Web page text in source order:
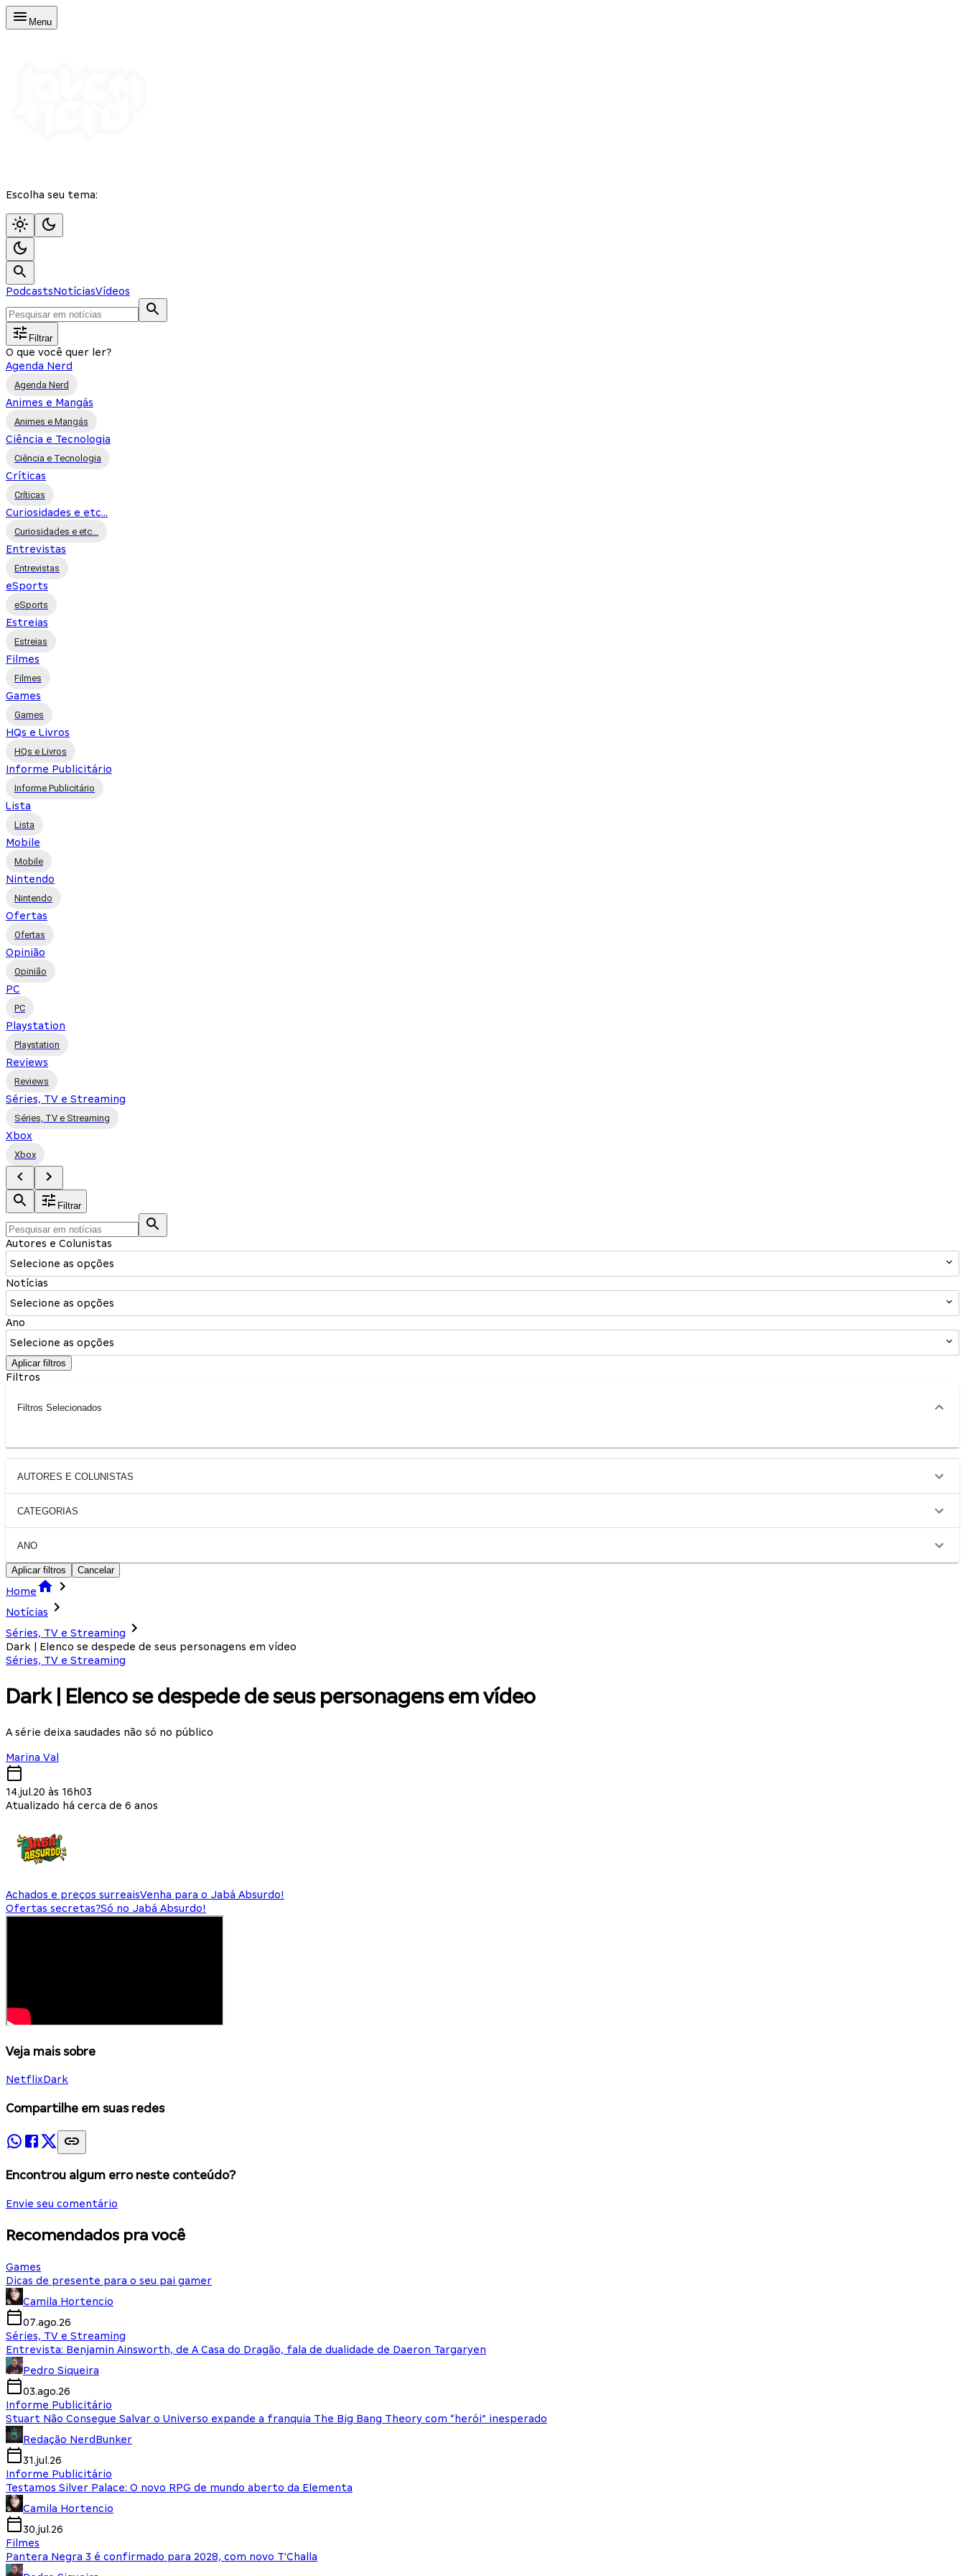
Menu
Escolha seu tema:
PodcastsNotíciasVídeos
Filtrar
O que você quer ler?
Agenda Nerd
Agenda Nerd
Animes e Mangás
Animes e Mangás
Ciência e Tecnologia
Ciência e Tecnologia
Críticas
Críticas
Curiosidades e etc...
Curiosidades e etc...
Entrevistas
Entrevistas
eSports
eSports
Estreias
Estreias
Filmes
Filmes
Games
Games
HQs e Livros
HQs e Livros
Informe Publicitário
Informe Publicitário
Lista
Lista
Mobile
Mobile
Nintendo
Nintendo
Ofertas
Ofertas
Opinião
Opinião
PC
PC
Playstation
Playstation
Reviews
Reviews
Séries, TV e Streaming
Séries, TV e Streaming
Xbox
Xbox
Filtrar
Autores e Colunistas
Selecione as opções
Notícias
Selecione as opções
Ano
Selecione as opções
Aplicar filtros
Filtros
Filtros Selecionados
AUTORES E COLUNISTAS
CATEGORIAS
ANO
Aplicar filtros Cancelar
Home
Notícias
Séries, TV e Streaming
Dark | Elenco se despede de seus personagens em vídeo
Séries, TV e Streaming
Dark | Elenco se despede de seus personagens em vídeo
A série deixa saudades não só no público
Marina Val
14.jul.20 às 16h03
Atualizado há cerca de 6 anos
Achados e preços surreaisVenha para o Jabá Absurdo!
Ofertas secretas?Só no Jabá Absurdo!
Veja mais sobre
NetflixDark
Compartilhe em suas redes
Encontrou algum erro neste conteúdo?
Envie seu comentário
Recomendados pra você
Games
Dicas de presente para o seu pai gamer
Camila Hortencio
07.ago.26
Séries, TV e Streaming
Entrevista: Benjamin Ainsworth, de A Casa do Dragão, fala de dualidade de Daeron Targaryen
Pedro Siqueira
03.ago.26
Informe Publicitário
Stuart Não Consegue Salvar o Universo expande a franquia The Big Bang Theory com “herói” inesperado
Redação NerdBunker
31.jul.26
Informe Publicitário
Testamos Silver Palace: O novo RPG de mundo aberto da Elementa
Camila Hortencio
30.jul.26
Filmes
Pantera Negra 3 é confirmado para 2028, com novo T'Challa